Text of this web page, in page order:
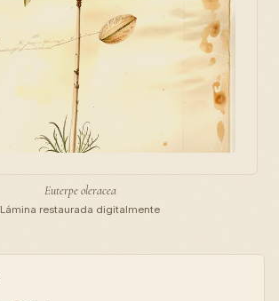
Euterpe oleracea
Lámina restaurada digitalmente